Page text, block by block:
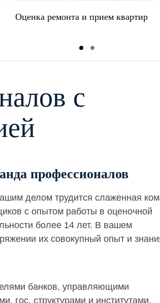
Оценка ремонта и прием квартир
с
профессионалов
делом трудится слаженная
с опытом работы в оценочной
более 14 лет. В вашем
их совокупный опыт и
банков, управляющими
гос. структурами и институтами,